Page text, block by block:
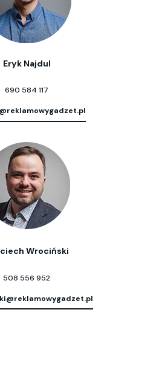
Eryk Najdul
690 584 117
Wrociński
508 556 952